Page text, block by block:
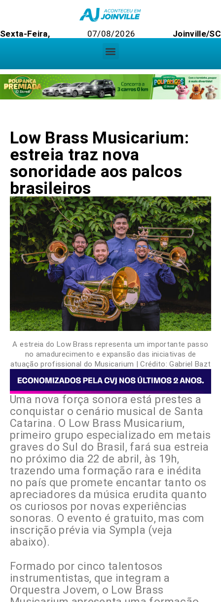
Sexta-Feira, 07/08/2026 Joinville/SC
Low Brass Musicarium:
estreia traz nova
sonoridade aos palcos
brasileiros
A estreia do Low Brass representa um importante passo
no amadurecimento e expansão das iniciativas de
atuação profissional do Musicarium | Crédito: Gabriel Bazt
Uma nova força sonora está prestes a
conquistar o cenário musical de Santa
Catarina. O Low Brass Musicarium,
primeiro grupo especializado em metais
graves do Sul do Brasil, fará sua estreia
no próximo dia 22 de abril, às 19h,
trazendo uma formação rara e inédita
no país que promete encantar tanto os
apreciadores da música erudita quanto
os curiosos por novas experiências
sonoras. O evento é gratuito, mas com
inscrição prévia via Sympla (veja
abaixo).
Formado por cinco talentosos
instrumentistas, que integram a
Orquestra Jovem, o Low Brass